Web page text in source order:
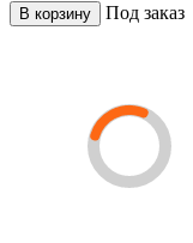
В корзину Под заказ